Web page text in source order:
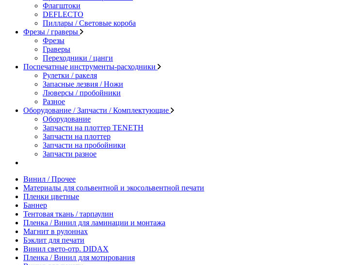
Флагштоки
DEFLECTO
Пиллары / Световые короба
Фрезы / граверы
Фрезы
Граверы
Переходники / цанги
Поспечатные инструменты-расходники
Рулетки / ракеля
Запасные лезвия / Ножи
Люверсы / пробойники
Разное
Оборудование / Запчасти / Комплектующие
Оборудование
Запчасти на плоттер TENETH
Запчасти на плоттер
Запчасти на пробойники
Запчасти разное
Винил / Прочее
Материалы для сольвентной и экосольвентной печати
Пленки цветные
Баннер
Тентовая ткань / тарпаулин
Пленка / Винил для ламинации и монтажа
Магнит в рулоннах
Бэклит для печати
Винил свето-отр. DIDAX
Пленка / Винил для мотирования